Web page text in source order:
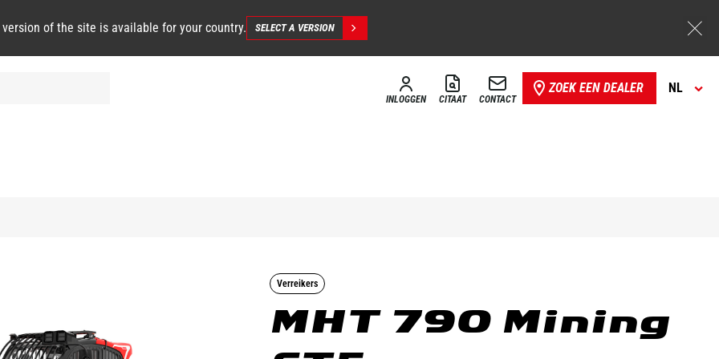
version of the site is available for your country. SELECT A VERSION
INLOGGEN CITAAT CONTACT
ZOEK EEN DEALER NL
Verreikers
MHT 790 Mining